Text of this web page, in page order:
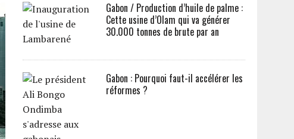
Gabon / Production d’huile de palme :
Cette usine d’Olam qui va générer
30.000 tonnes de brute par an
Gabon : Pourquoi faut-il accélérer les
réformes ?